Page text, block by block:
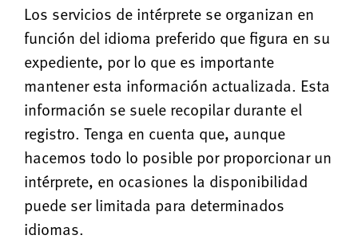
Los servicios de intérprete se organizan en
función del idioma preferido que figura en su
expediente, por lo que es importante
mantener esta información actualizada. Esta
información se suele recopilar durante el
registro. Tenga en cuenta que, aunque
hacemos todo lo posible por proporcionar un
intérprete, en ocasiones la disponibilidad
puede ser limitada para determinados
idiomas.